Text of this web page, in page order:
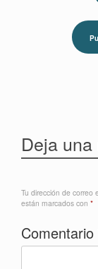
Deja
Tu dirección de correo
están marcados con *
Comentario